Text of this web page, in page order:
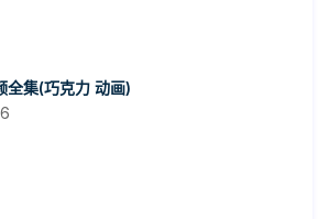
全集(巧克力 动画)